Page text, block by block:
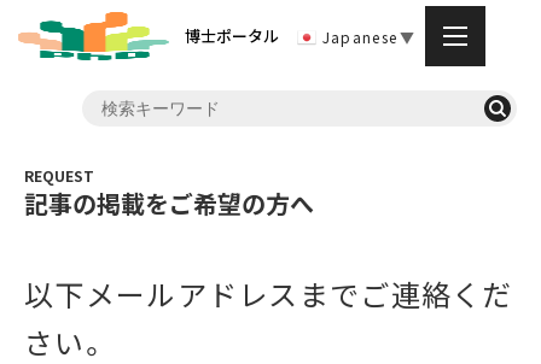
博士ポータル Japanese▼
記事の掲載をご希望の方へ
以下メールアドレスまでご連絡くだ
さい。